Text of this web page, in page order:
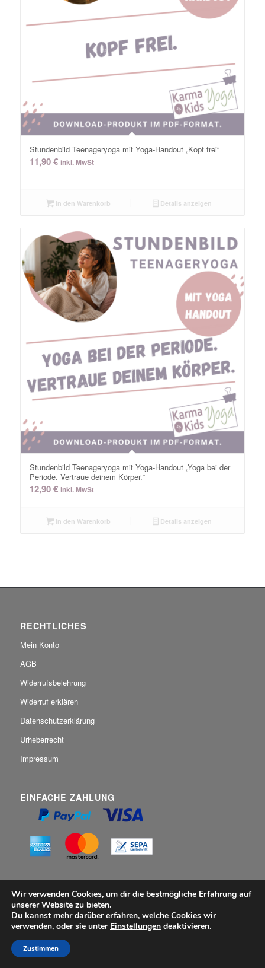
Stundenbild Teenageryoga mit Yoga-Handout „Kopf frei“
11,90€ inkl. MwSt
In den Warenkorb Details anzeigen
Stundenbild Teenageryoga mit Yoga-Handout „Yoga bei der
Periode. Vertraue deinem Körper.“
12,90€ inkl. MwSt
In den Warenkorb Details anzeigen
RECHTLICHES
Mein Konto
AGB
Widerrufsbelehrung
Widerruf erklären
Datenschutzerklärung
Urheberrecht
Impressum
EINFACHE ZAHLUNG
NOCH FRAGEN?
Zahlungsarten
Versandarten
Wir verwenden Cookies, um dir die bestmögliche Erfahrung auf
unserer Website zu bieten.
Du kannst mehr darüber erfahren, welche Cookies wir
verwenden, oder sie unter Einstellungen deaktivieren.
Zustimmen